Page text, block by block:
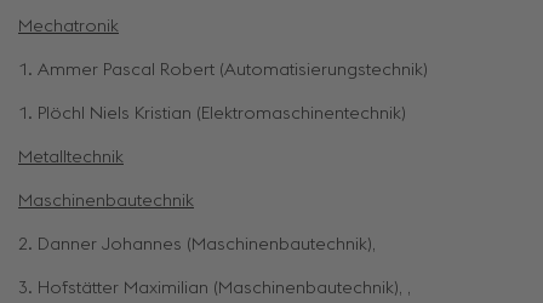
Mechatronik
1. Ammer Pascal Robert (Automatisierungstechnik)
1. Plöchl Niels Kristian (Elektromaschinentechnik)
Metalltechnik
Maschinenbautechnik
2. Danner Johannes (Maschinenbautechnik),
3. Hofstätter Maximilian (Maschinenbautechnik), ,